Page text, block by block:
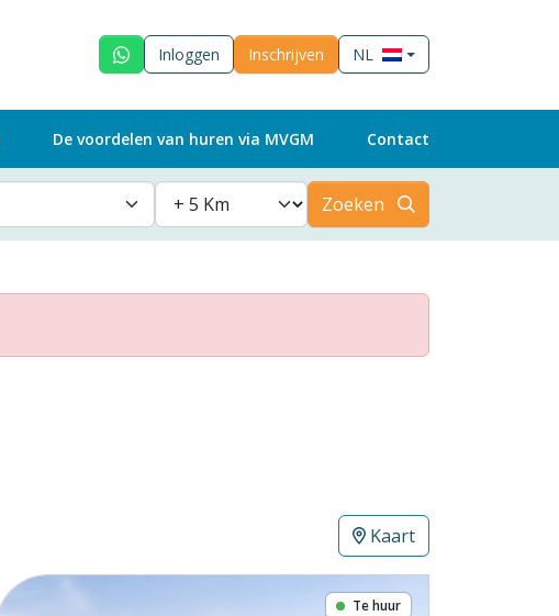
Inloggen Inschrijven NL
De voordelen van huren via MVGM Contact
Zoeken
Kaart
Te huur